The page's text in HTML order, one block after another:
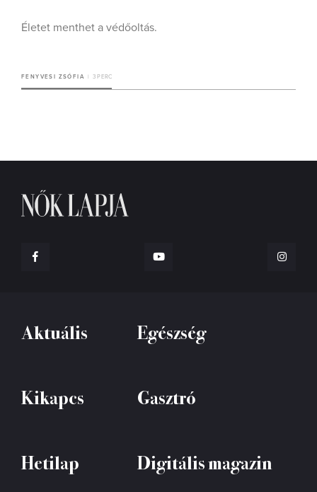
Életet menthet a védőoltás.
FENYVESI ZSÓFIA 3 PERC
Aktuális Egészség
Kikapcs Gasztró
Hetilap Digitális magazin